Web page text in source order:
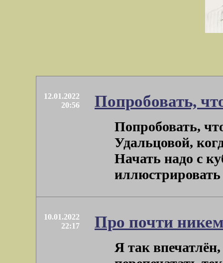
12.01.2022
20:56
Попробовать,
Попробовать,
Удальцовой,
Начать надо с
иллюстрировать
10.01.2022
22:17
Про почти
Я так